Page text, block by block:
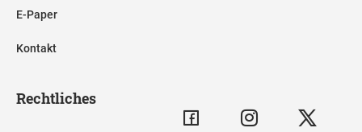
E-Paper
Kontakt
Rechtliches